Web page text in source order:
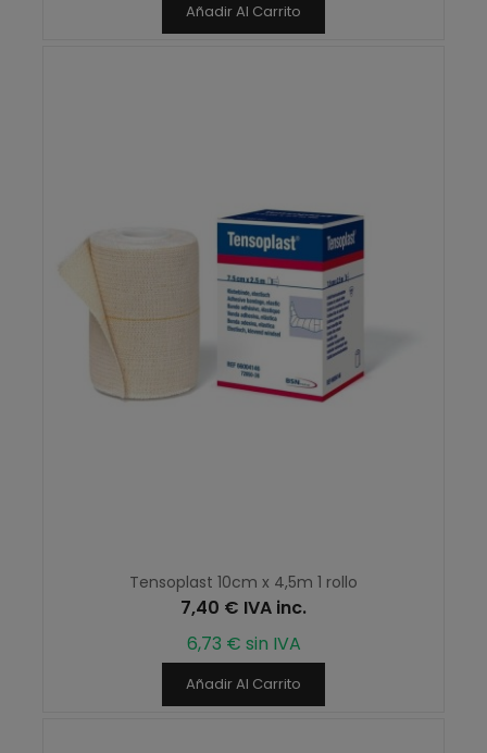
Añadir Al Carrito
Tensoplast 10cm x 4,5m 1 rollo
7,40 € IVA inc.
6,73 € sin IVA
Añadir Al Carrito